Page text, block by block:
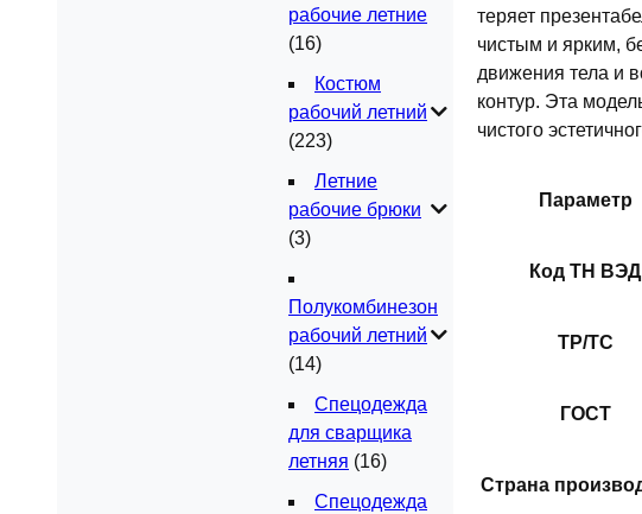
теряет
чистым и ярким,
движения тела и
контур. Эта
чистого
Параметр
Код ТН ВЭД
ТР/ТС
ГОСТ
Страна
рабочие летние
(16)
Костюм
рабочий летний
(223)
Летние
рабочие брюки
(3)
Полукомбинезон
рабочий летний
(14)
Спецодежда
для сварщика
летняя (16)
Спецодежда